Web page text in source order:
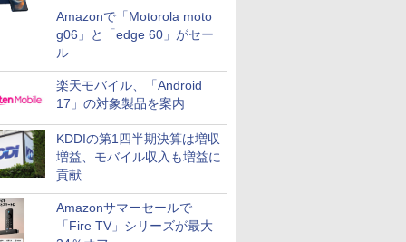
Amazonで「Motorola moto
g06」と「edge 60」がセー
ル
楽天モバイル、「Android
17」の対象製品を案内
KDDIの第1四半期決算は増収
増益、モバイル収入も増益に
貢献
Amazonサマーセールで
「Fire TV」シリーズが最大